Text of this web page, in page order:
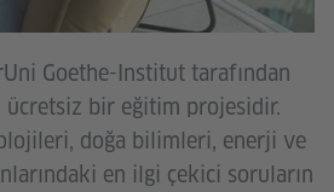
Goethe-Institut tarafından
ücretsiz bir eğitim projesidir.
doğa bilimleri, enerji ve
en ilgi çekici soruların